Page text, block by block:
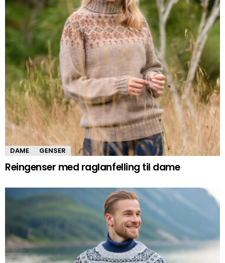
DAME GENSER
Reingenser med raglanfelling til dame